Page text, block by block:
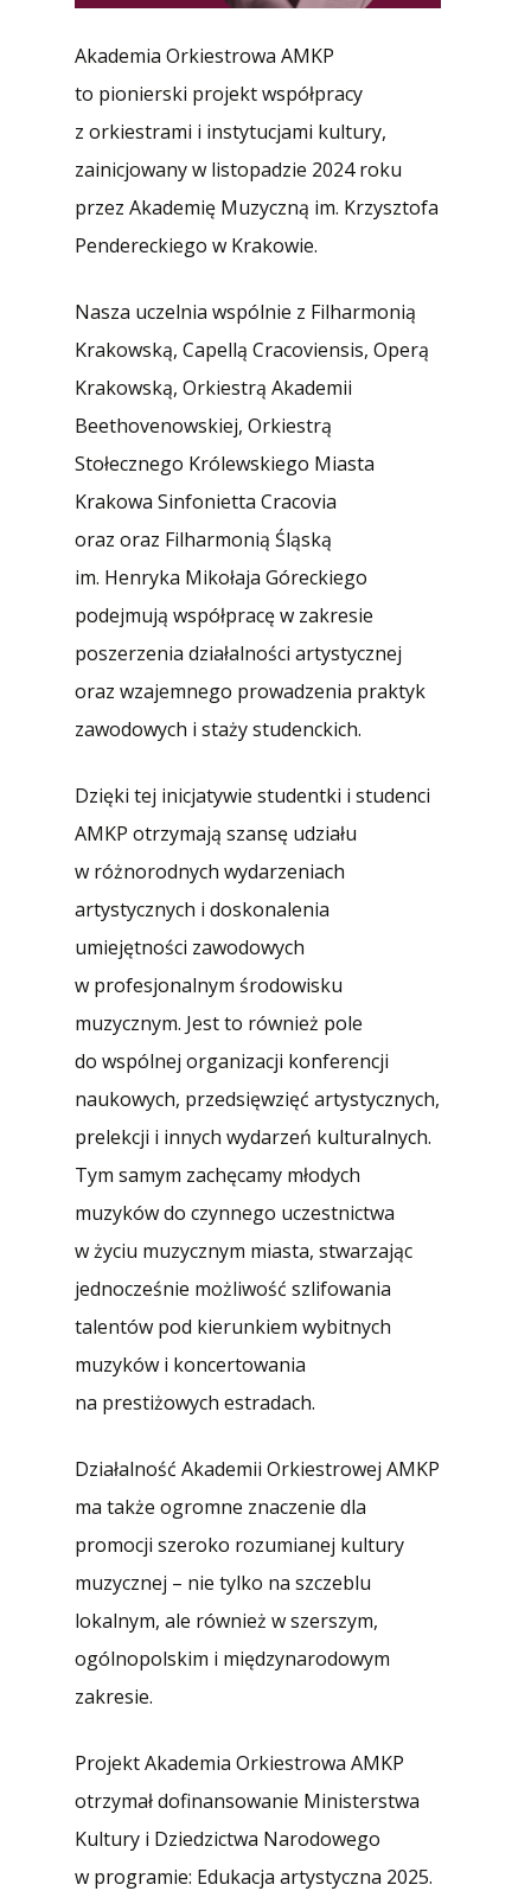
Akademia Orkiestrowa AMKP
to pionierski projekt współpracy
z orkiestrami i instytucjami kultury,
zainicjowany w listopadzie 2024 roku
przez Akademię Muzyczną im. Krzysztofa
Pendereckiego w Krakowie.
Nasza uczelnia wspólnie z Filharmonią
Krakowską, Capellą Cracoviensis, Operą
Krakowską, Orkiestrą Akademii
Beethovenowskiej, Orkiestrą
Stołecznego Królewskiego Miasta
Krakowa Sinfonietta Cracovia
oraz oraz Filharmonią Śląską
im. Henryka Mikołaja Góreckiego
podejmują współpracę w zakresie
poszerzenia działalności artystycznej
oraz wzajemnego prowadzenia praktyk
zawodowych i staży studenckich.
Dzięki tej inicjatywie studentki i studenci
AMKP otrzymają szansę udziału
w różnorodnych wydarzeniach
artystycznych i doskonalenia
umiejętności zawodowych
w profesjonalnym środowisku
muzycznym. Jest to również pole
do wspólnej organizacji konferencji
naukowych, przedsięwzięć artystycznych,
prelekcji i innych wydarzeń kulturalnych.
Tym samym zachęcamy młodych
muzyków do czynnego uczestnictwa
w życiu muzycznym miasta, stwarzając
jednocześnie możliwość szlifowania
talentów pod kierunkiem wybitnych
muzyków i koncertowania
na prestiżowych estradach.
Działalność Akademii Orkiestrowej AMKP
ma także ogromne znaczenie dla
promocji szeroko rozumianej kultury
muzycznej – nie tylko na szczeblu
lokalnym, ale również w szerszym,
ogólnopolskim i międzynarodowym
zakresie.
Projekt Akademia Orkiestrowa AMKP
otrzymał dofinansowanie Ministerstwa
Kultury i Dziedzictwa Narodowego
w programie: Edukacja artystyczna 2025.